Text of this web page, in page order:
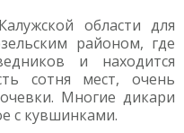
области для
районом, где
и находится
сотня мест, очень
Многие дикари
с кувшинками.